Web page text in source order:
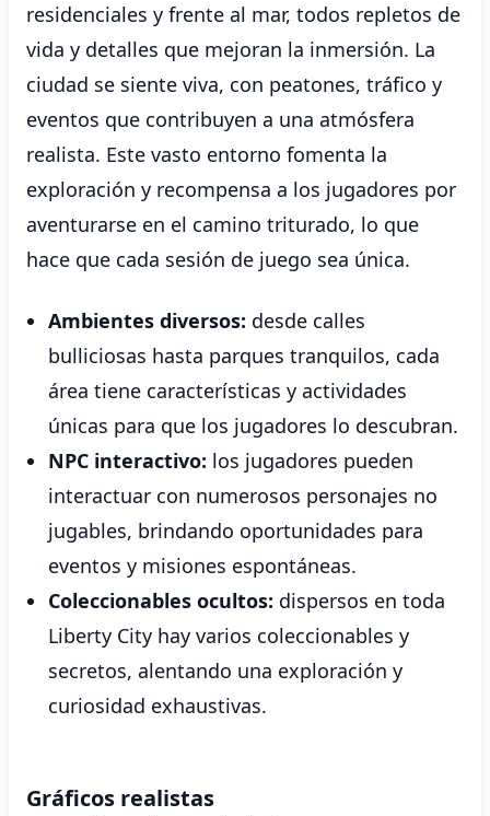
residenciales y frente al mar, todos repletos de
vida y detalles que mejoran la inmersión. La
ciudad se siente viva, con peatones, tráfico y
eventos que contribuyen a una atmósfera
realista. Este vasto entorno fomenta la
exploración y recompensa a los jugadores por
aventurarse en el camino triturado, lo que
hace que cada sesión de juego sea única.
Ambientes diversos: desde calles
bulliciosas hasta parques tranquilos, cada
área tiene características y actividades
únicas para que los jugadores lo descubran.
NPC interactivo: los jugadores pueden
interactuar con numerosos personajes no
jugables, brindando oportunidades para
eventos y misiones espontáneas.
Coleccionables ocultos: dispersos en toda
Liberty City hay varios coleccionables y
secretos, alentando una exploración y
curiosidad exhaustivas.
Gráficos realistas